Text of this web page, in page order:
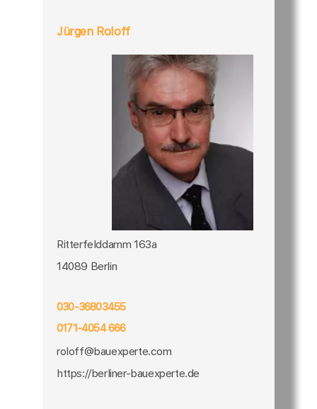
Jürgen Roloff
Ritterfelddamm 163a
14089 Berlin
030-36803455
0171-4054 666
roloff@bauexperte.com
https://berliner-bauexperte.de